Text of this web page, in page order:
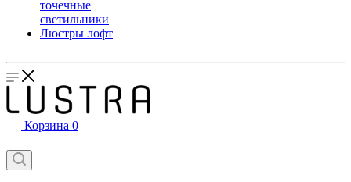
точечные
светильники
Люстры лофт
Корзина 0